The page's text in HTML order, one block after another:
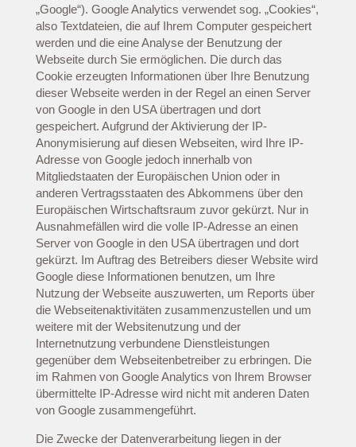
„Google“). Google Analytics verwendet sog. „Cookies“,
also Textdateien, die auf Ihrem Computer gespeichert
werden und die eine Analyse der Benutzung der
Webseite durch Sie ermöglichen. Die durch das
Cookie erzeugten Informationen über Ihre Benutzung
dieser Webseite werden in der Regel an einen Server
von Google in den USA übertragen und dort
gespeichert. Aufgrund der Aktivierung der IP-
Anonymisierung auf diesen Webseiten, wird Ihre IP-
Adresse von Google jedoch innerhalb von
Mitgliedstaaten der Europäischen Union oder in
anderen Vertragsstaaten des Abkommens über den
Europäischen Wirtschaftsraum zuvor gekürzt. Nur in
Ausnahmefällen wird die volle IP-Adresse an einen
Server von Google in den USA übertragen und dort
gekürzt. Im Auftrag des Betreibers dieser Website wird
Google diese Informationen benutzen, um Ihre
Nutzung der Webseite auszuwerten, um Reports über
die Webseitenaktivitäten zusammenzustellen und um
weitere mit der Websitenutzung und der
Internetnutzung verbundene Dienstleistungen
gegenüber dem Webseitenbetreiber zu erbringen. Die
im Rahmen von Google Analytics von Ihrem Browser
übermittelte IP-Adresse wird nicht mit anderen Daten
von Google zusammengeführt.
Die Zwecke der Datenverarbeitung liegen in der